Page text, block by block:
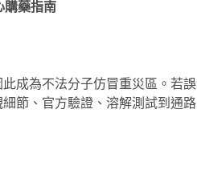
購藥指南
成為不法分子仿冒重災區。若誤
節、官方驗證、溶解測試到通路